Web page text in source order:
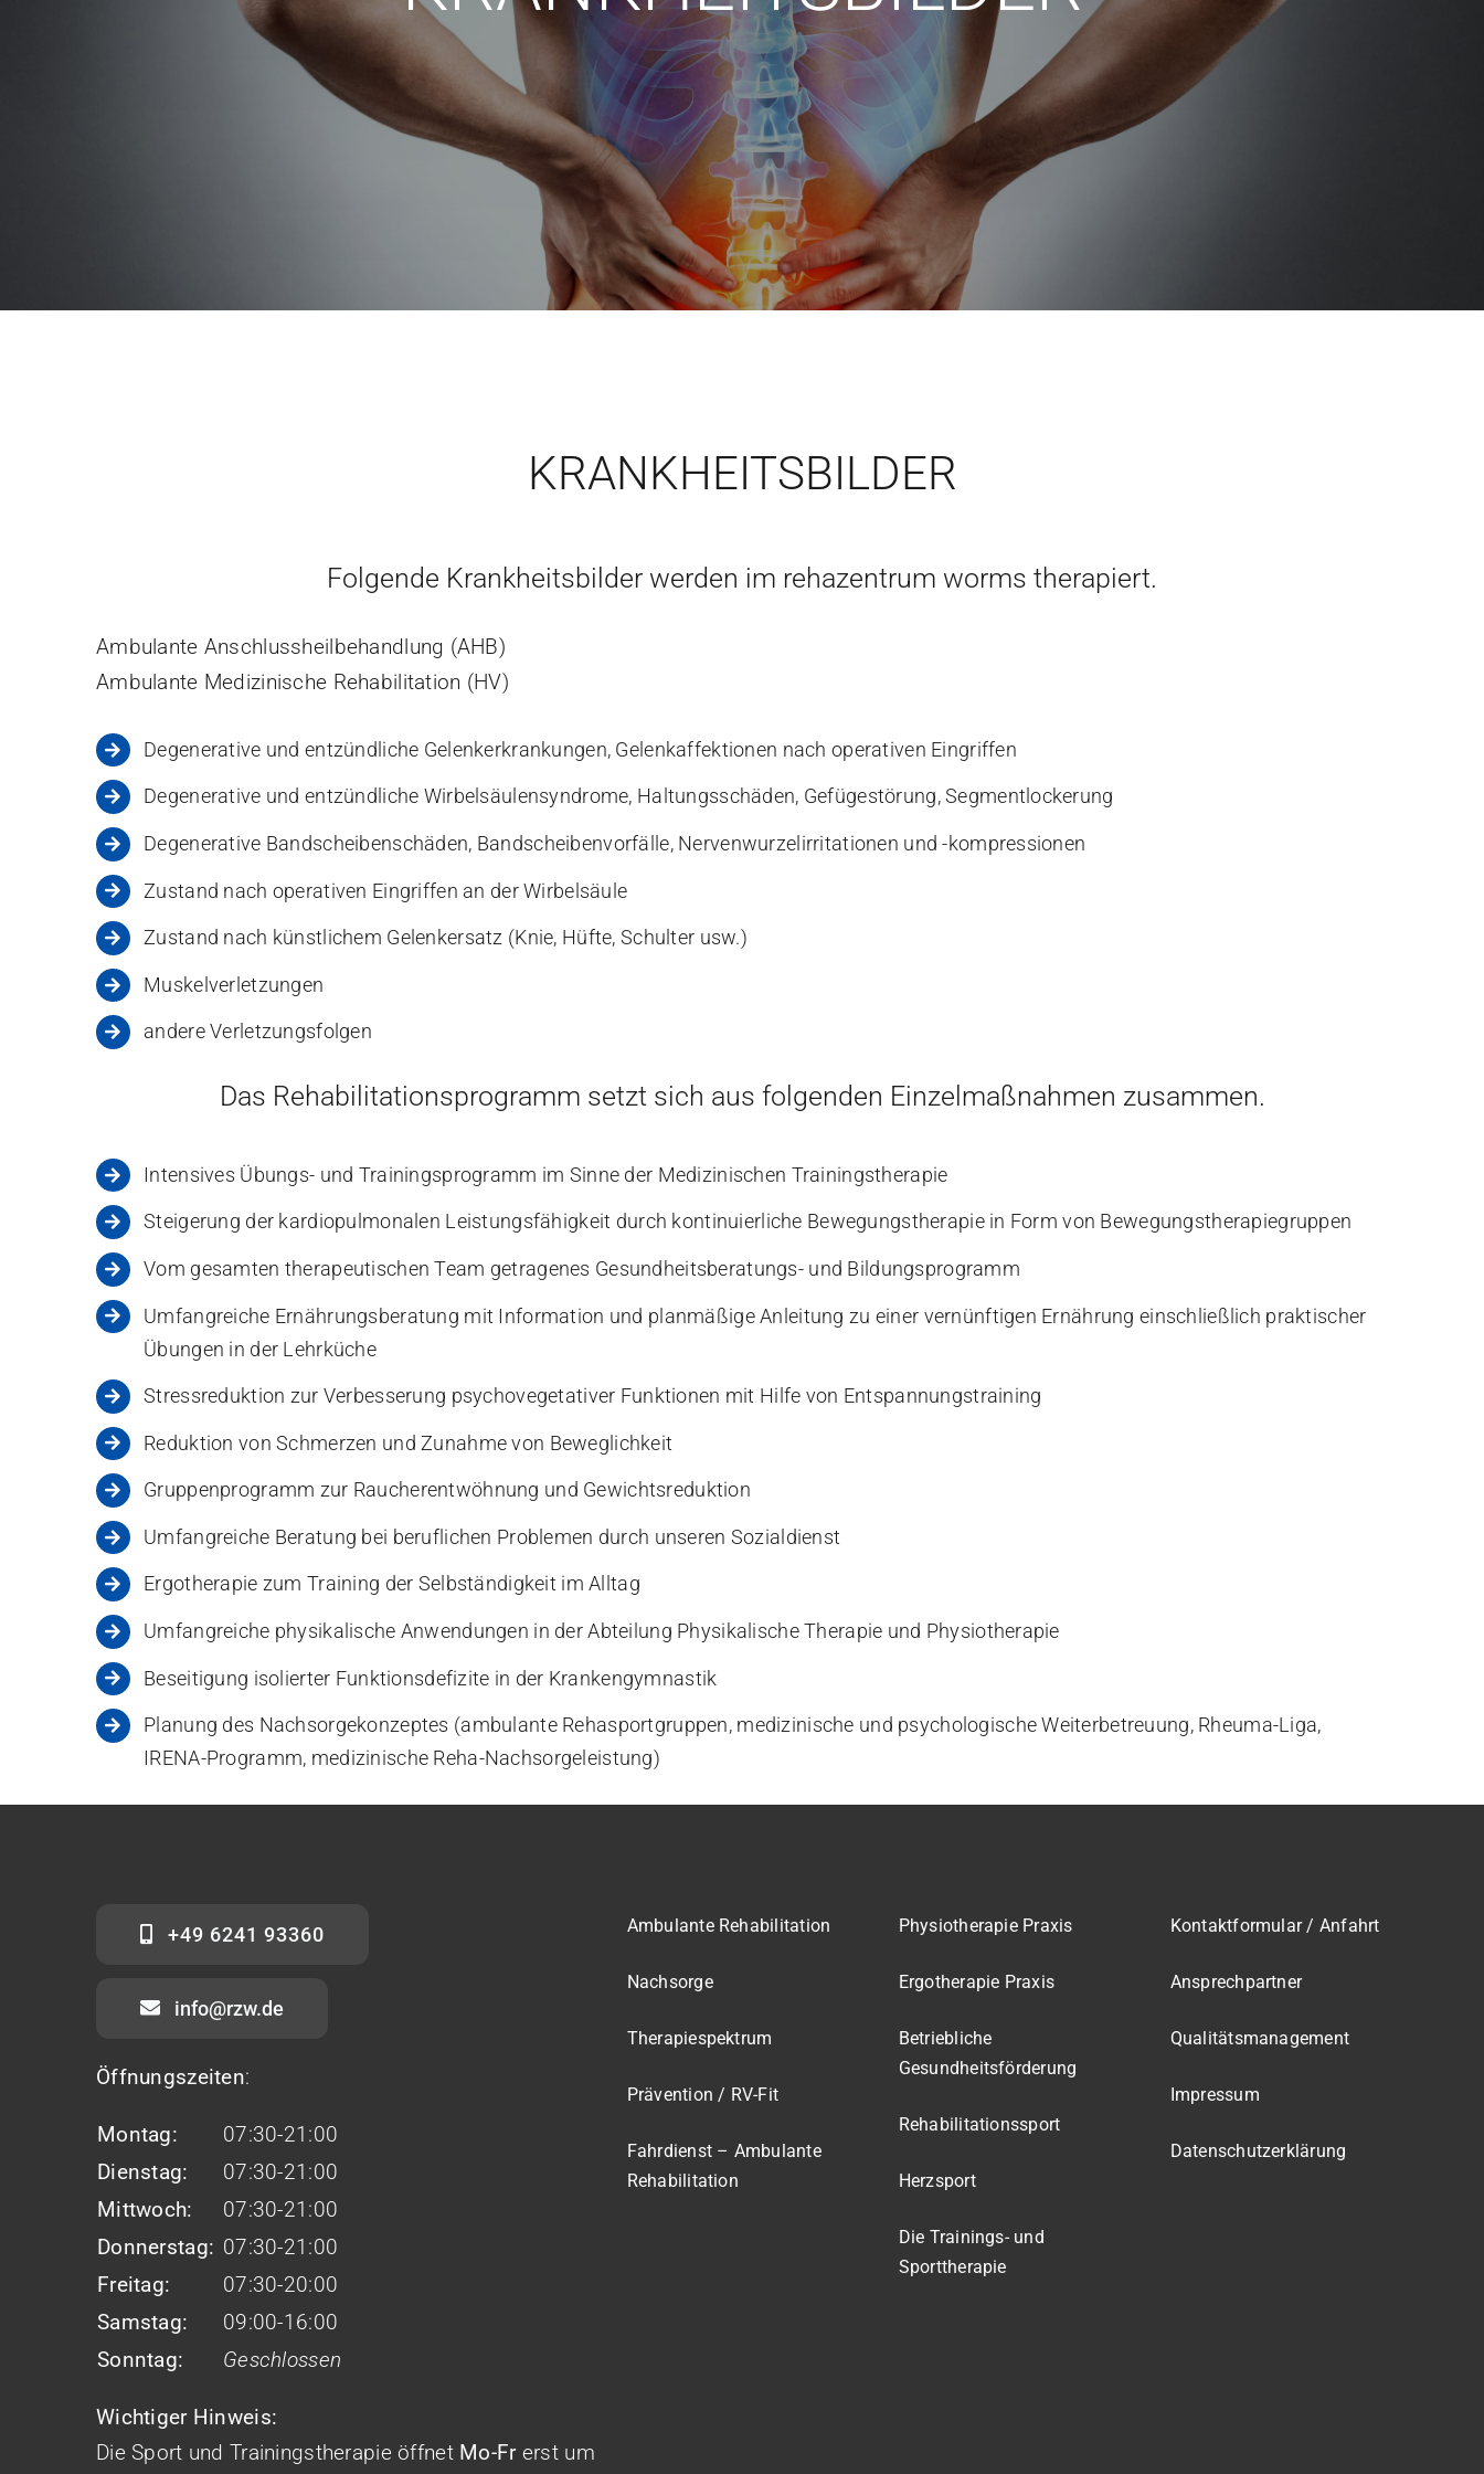
KRANKHEITSBILDER
Folgende Krankheitsbilder werden im rehazentrum worms therapiert.
Ambulante Anschlussheilbehandlung (AHB)
Ambulante Medizinische Rehabilitation (HV)
Degenerative und entzündliche Gelenkerkrankungen, Gelenkaffektionen nach operativen Eingriffen
Degenerative und entzündliche Wirbelsäulensyndrome, Haltungsschäden, Gefügestörung, Segmentlockerung
Degenerative Bandscheibenschäden, Bandscheibenvorfälle, Nervenwurzelirritationen und -kompressionen
Zustand nach operativen Eingriffen an der Wirbelsäule
Zustand nach künstlichem Gelenkersatz (Knie, Hüfte, Schulter usw.)
Muskelverletzungen
andere Verletzungsfolgen
Das Rehabilitationsprogramm setzt sich aus folgenden Einzelmaßnahmen zusammen.
Intensives Übungs- und Trainingsprogramm im Sinne der Medizinischen Trainingstherapie
Steigerung der kardiopulmonalen Leistungsfähigkeit durch kontinuierliche Bewegungstherapie in Form von Bewegungstherapiegruppen
Vom gesamten therapeutischen Team getragenes Gesundheitsberatungs- und Bildungsprogramm
Umfangreiche Ernährungsberatung mit Information und planmäßige Anleitung zu einer vernünftigen Ernährung einschließlich praktischer
Übungen in der Lehrküche
Stressreduktion zur Verbesserung psychovegetativer Funktionen mit Hilfe von Entspannungstraining
Reduktion von Schmerzen und Zunahme von Beweglichkeit
Gruppenprogramm zur Raucherentwöhnung und Gewichtsreduktion
Umfangreiche Beratung bei beruflichen Problemen durch unseren Sozialdienst
Ergotherapie zum Training der Selbständigkeit im Alltag
Umfangreiche physikalische Anwendungen in der Abteilung Physikalische Therapie und Physiotherapie
Beseitigung isolierter Funktionsdefizite in der Krankengymnastik
Planung des Nachsorgekonzeptes (ambulante Rehasportgruppen, medizinische und psychologische Weiterbetreuung, Rheuma-Liga,
IRENA-Programm, medizinische Reha-Nachsorgeleistung)
+49 6241 93360
info@rzw.de
Öffnungszeiten:
Montag:
07:30-21:00
Dienstag:
07:30-21:00
Mittwoch:
07:30-21:00
Donnerstag: 07:30-21:00
Freitag:
07:30-20:00
Samstag:
09:00-16:00
Sonntag:
Geschlossen
Wichtiger Hinweis:
Die Sport und Trainingstherapie öffnet Mo-Frerst um
Ambulante Rehabilitation
Nachsorge
Therapiespektrum
Prävention / RV-Fit
Fahrdienst – Ambulante
Rehabilitation
Physiotherapie Praxis
Ergotherapie Praxis
Betriebliche
Gesundheitsförderung
Rehabilitationssport
Herzsport
Die Trainings- und
Sporttherapie
Kontaktformular / Anfahrt
Ansprechpartner
Qualitätsmanagement
Impressum
Datenschutzerklärung